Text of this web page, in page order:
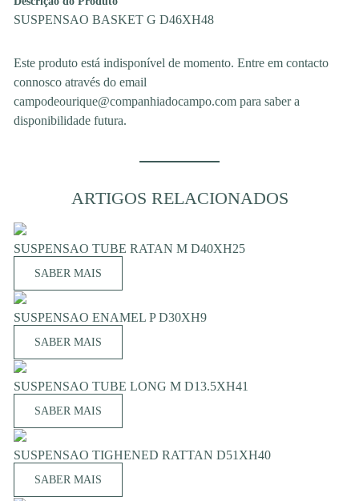
SUSPENSAO BASKET G D46XH48
Este produto está indisponível de momento. Entre em contacto
connosco através do email
campodeourique@companhiadocampo.com para saber a
disponibilidade futura.
ARTIGOS RELACIONADOS
SUSPENSAO TUBE RATAN M D40XH25
SABER MAIS
SUSPENSAO ENAMEL P D30XH9
SABER MAIS
SUSPENSAO TUBE LONG M D13.5XH41
SABER MAIS
SUSPENSAO TIGHENED RATTAN D51XH40
SABER MAIS